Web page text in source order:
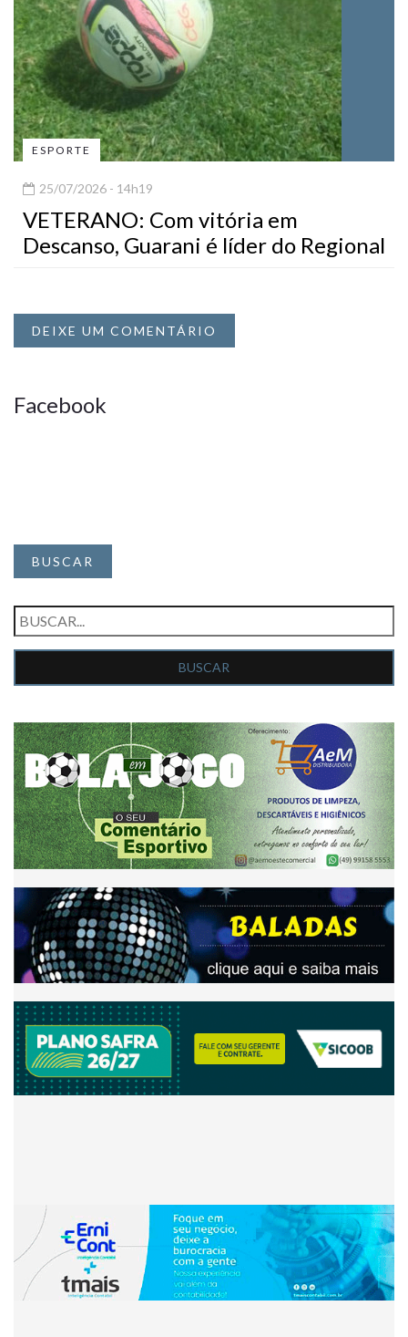
ESPORTE
25/07/2026 - 14h19
VETERANO: Com vitória em
Descanso, Guarani é líder do Regional
DEIXE UM COMENTÁRIO
Facebook
BUSCAR